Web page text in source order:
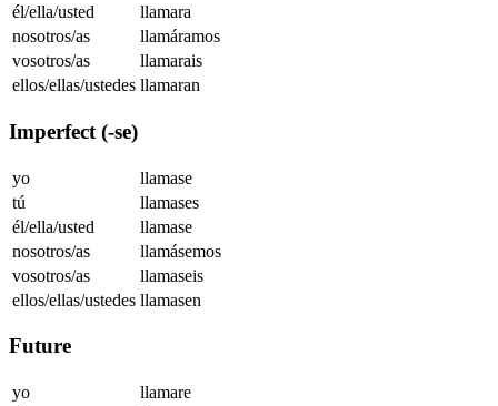
él/ella/usted
llamara
nosotros/as
llamáramos
vosotros/as
llamarais
ellos/ellas/ustedes llamaran
Imperfect (-se)
yo
llamase
tú
llamases
él/ella/usted
llamase
nosotros/as
llamásemos
vosotros/as
llamaseis
ellos/ellas/ustedes llamasen
Future
yo
llamare